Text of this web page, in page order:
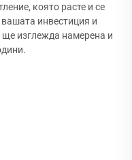
която расте и се
инвестиция и
ще изглежда намерена и